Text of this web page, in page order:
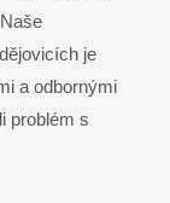
je
a odbornými
problém s